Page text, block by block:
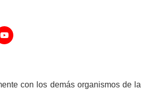
con los demás organismos de la